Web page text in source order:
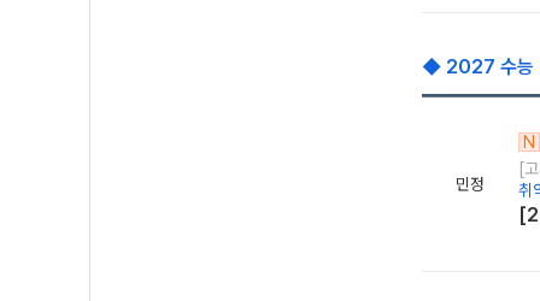
◆ 2027 수능
민정
N
[
취